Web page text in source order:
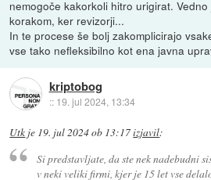
nemogoče kakorkoli hitro urigirat.
korakom, ker revizorji...
In te procese še bolj zakomplicirajo
vse tako nefleksibilno kot ena javna
kriptobog
:: 19. jul 2024, 13:34
Utk je 19. jul 2024 ob 13:17izjavil:
Si predstavljate, da ste nek nadebudni
v neki veliki firmi, kjer je 15 let vse